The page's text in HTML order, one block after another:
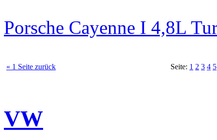
Porsche Cayenne I 4,8L
« 1 Seite zurück Seite: 1 2 3 4 5
VW